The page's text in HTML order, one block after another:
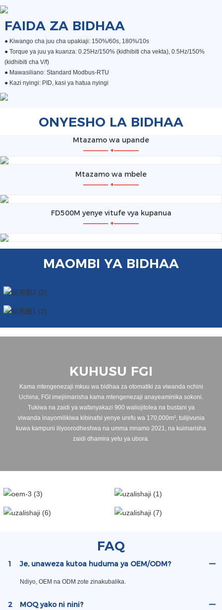
FAIDA ZA BIDHAA
● Kiwango cha juu cha upakiaji: 150%/60s, 180%/10s
● Torque ya juu ya kuanza: 0.25Hz/150% (kidhibiti cha vekta), 0.5Hz/150%
(kidhibiti cha V/f)
● Mawasiliano: Standard Modbus-RTU
● Kazi nyingi: PID, kasi ya hatua nyingi
ONYESHO LA BIDHAA
Mtazamo wa upande
————— +—————
Mtazamo wa mbele
————— +—————
FD500M yenye vitufe vya kupanua
————— +—————
MAOMBI YA BIDHAA
KUHUSU FGI
Kama mtengenezaji mkuu wa bidhaa za otomatiki za viwanda nchini
Uchina, FGI imejiimarisha kama mtengenezaji anayeaminika sokoni.
Tukiwa na zaidi ya wafanyakazi 900 waliojitolea na bustani ya
viwanda inayomilikiwa kibinafsi yenye urefu wa 170,000m², tulijivunia
kuwa kampuni iliyoorodheshwa na umma mnamo 2021, na kuimarisha
zaidi dhamira yetu ya ubora.
FAQ
1 Je, unaweza kutoa huduma ya OEM/ODM?
Ndiyo, OEM na ODM zote zinakubalika.
2 MOQ yako ni nini?